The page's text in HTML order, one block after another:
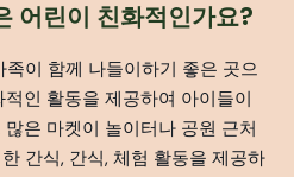
어린이 친화적인가요?
족이 함께 나들이하기 좋은 곳으
인 활동을 제공하여 아이들이
은 마켓이 놀이터나 공원 근처
간식, 간식, 체험 활동을 제공하